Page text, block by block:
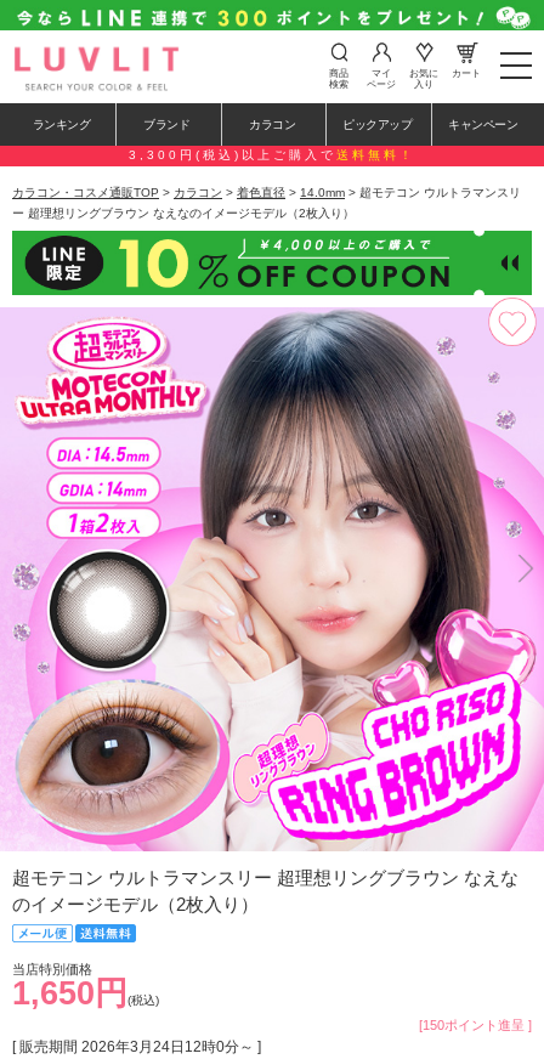
t
o
e
n
a
a
i
o
n
商品
検索
マイ
ページ
お気に
入り
カート
ランキング ブランド カラコン ピックアップ キャンペーン
3,300円(税込)以上ご購入で 送料無料！
カラコン・コスメ通販TOP > カラコン > 着色直径 > 14.0mm > 超モテコン ウルトラマンスリ
ー 超理想リングブラウン なえなのイメージモデル（2枚入り）
超モテコン ウルトラマンスリー 超理想リングブラウン なえな
のイメージモデル（2枚入り）
当店特別価格
1,650円 (税込)
[150ポイント進呈 ]
[ 販売期間 2026年3月24日12時0分～ ]